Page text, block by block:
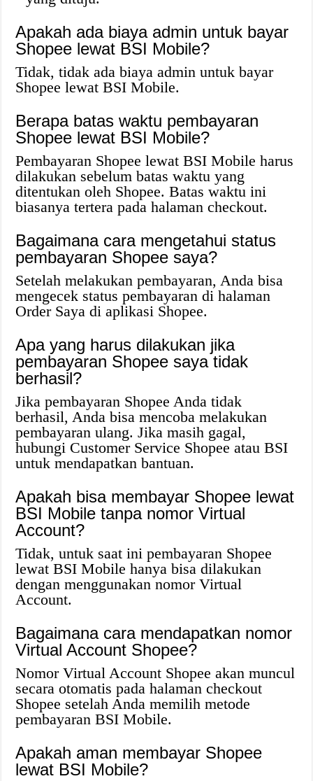
Apakah ada biaya admin untuk bayar
Shopee lewat BSI Mobile?
Tidak, tidak ada biaya admin untuk bayar
Shopee lewat BSI Mobile.
Berapa batas waktu pembayaran
Shopee lewat BSI Mobile?
Pembayaran Shopee lewat BSI Mobile harus
dilakukan sebelum batas waktu yang
ditentukan oleh Shopee. Batas waktu ini
biasanya tertera pada halaman checkout.
Bagaimana cara mengetahui status
pembayaran Shopee saya?
Setelah melakukan pembayaran, Anda bisa
mengecek status pembayaran di halaman
Order Saya di aplikasi Shopee.
Apa yang harus dilakukan jika
pembayaran Shopee saya tidak
berhasil?
Jika pembayaran Shopee Anda tidak
berhasil, Anda bisa mencoba melakukan
pembayaran ulang. Jika masih gagal,
hubungi Customer Service Shopee atau BSI
untuk mendapatkan bantuan.
Apakah bisa membayar Shopee lewat
BSI Mobile tanpa nomor Virtual
Account?
Tidak, untuk saat ini pembayaran Shopee
lewat BSI Mobile hanya bisa dilakukan
dengan menggunakan nomor Virtual
Account.
Bagaimana cara mendapatkan nomor
Virtual Account Shopee?
Nomor Virtual Account Shopee akan muncul
secara otomatis pada halaman checkout
Shopee setelah Anda memilih metode
pembayaran BSI Mobile.
Apakah aman membayar Shopee
lewat BSI Mobile?